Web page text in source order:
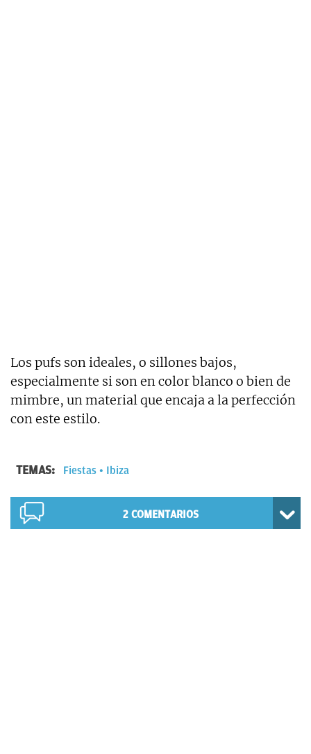
Los pufs son ideales, o sillones bajos,
especialmente si son en color blanco o bien de
mimbre, un material que encaja a la perfección
con este estilo.
TEMAS: Fiestas Ibiza
2 COMENTARIOS